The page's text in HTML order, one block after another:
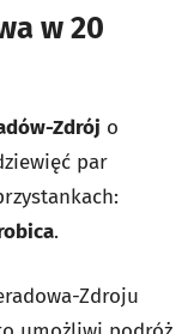
w 20
Zdrój o
par
.
Zdroju